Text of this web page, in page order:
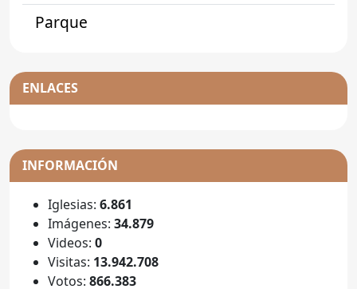
Parque
ENLACES
INFORMACIÓN
Iglesias: 6.861
Imágenes: 34.879
Videos: 0
Visitas: 13.942.708
Votos: 866.383